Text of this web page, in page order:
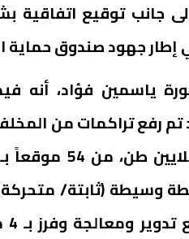
جانب توقيع اتفاقية
جهود صندوق حماية
ياسمين فؤاد، أنه
رفع تراكمات من